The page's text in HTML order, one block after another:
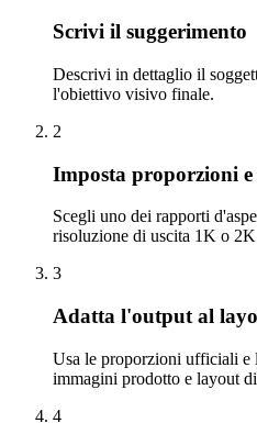
Scrivi il suggerimento
Descrivi in ​​dettaglio il
l'obiettivo visivo finale.
2
Imposta proporzioni e
Scegli uno dei rapporti
risoluzione di uscita 1K o
3
Adatta l'output al
Usa le proporzioni ufficiali e
immagini prodotto e layout
4